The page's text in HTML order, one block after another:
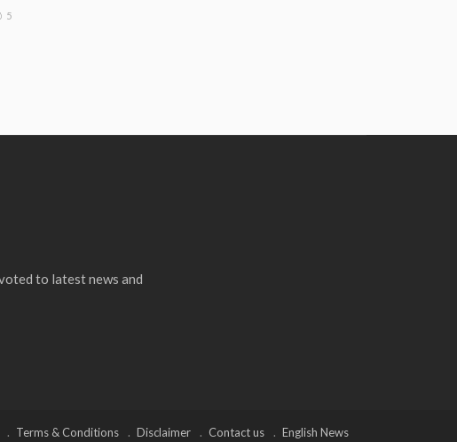
5
to latest news and
Terms & Conditions Disclaimer Contact us English News